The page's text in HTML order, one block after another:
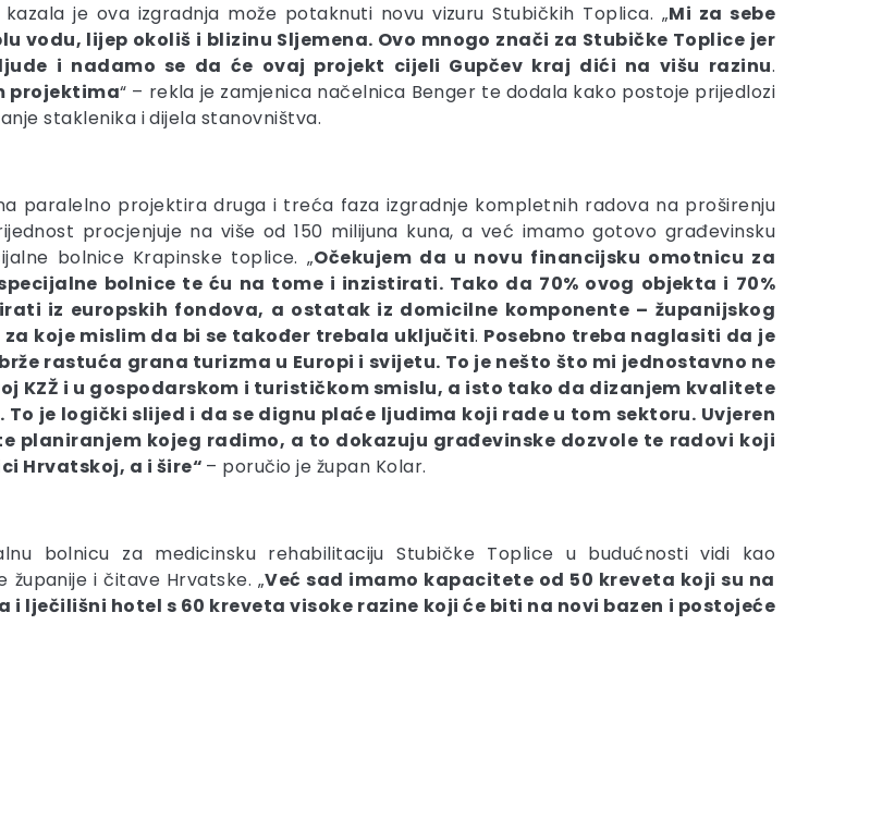
kazala je ova izgradnja može potaknuti novu vizuru Stubičkih Toplica. „Mi za sebe
vodu, lijep okoliš i blizinu Sljemena. Ovo mnogo znači za Stubičke Toplice jer
i nadamo se da će ovaj projekt cijeli Gupčev kraj dići na višu razinu.
projektima“ – rekla je zamjenica načelnica Benger te dodala kako postoje prijedlozi
staklenika i dijela stanovništva.
paralelno projektira druga i treća faza izgradnje kompletnih radova na proširenju
procjenjuje na više od 150 milijuna kuna, a već imamo gotovo građevinsku
bolnice Krapinske toplice. „Očekujem da u novu financijsku omotnicu za
bolnice te ću na tome i inzistirati. Tako da 70% ovog objekta i 70%
iz europskih fondova, a ostatak iz domicilne komponente – županijskog
koje mislim da bi se također trebala uključiti. Posebno treba naglasiti da je
rastuća grana turizma u Europi i svijetu. To je nešto što mi jednostavno ne
KZŽ i u gospodarskom i turističkom smislu, a isto tako da dizanjem kvalitete
je logički slijed i da se dignu plaće ljudima koji rade u tom sektoru. Uvjeren
planiranjem kojeg radimo, a to dokazuju građevinske dozvole te radovi koji
Hrvatskoj, a i šire“ – poručio je župan Kolar.
bolnicu za medicinsku rehabilitaciju Stubičke Toplice u budućnosti vidi kao
i čitave Hrvatske. „Već sad imamo kapacitete od 50 kreveta koji su na
lječilišni hotel s 60 kreveta visoke razine koji će biti na novi bazen i postojeće